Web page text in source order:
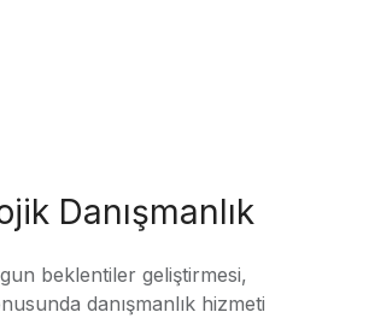
Danışmanlık
beklentiler geliştirmesi,
danışmanlık hizmeti